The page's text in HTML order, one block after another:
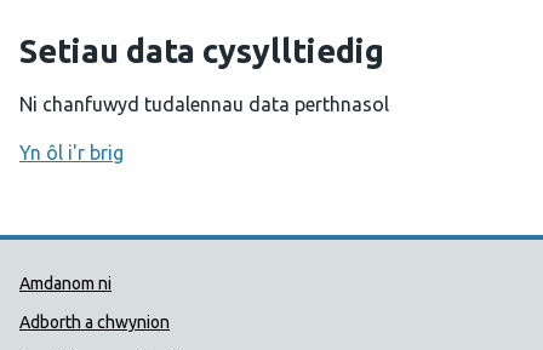
Setiau data cysylltiedig
Ni chanfuwyd tudalennau data perthnasol
Yn ôl i'r brig
Dolenni Cymorth Iechyd
Amdanom ni
Adborth a chwynion